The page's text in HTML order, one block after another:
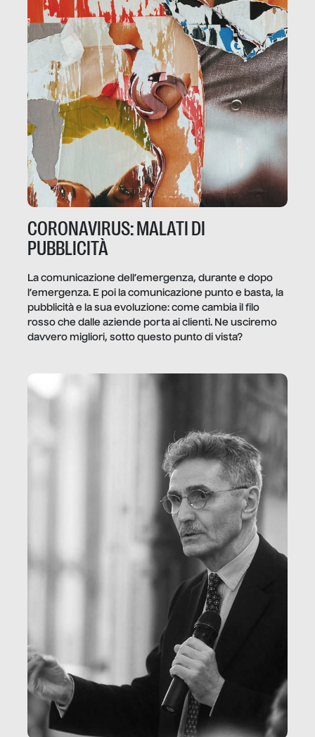
CORONAVIRUS: MALATI DI
PUBBLICITÀ
La comunicazione dell’emergenza, durante e dopo
l’emergenza. E poi la comunicazione punto e basta, la
pubblicità e la sua evoluzione: come cambia il filo
rosso che dalle aziende porta ai clienti. Ne usciremo
davvero migliori, sotto questo punto di vista?